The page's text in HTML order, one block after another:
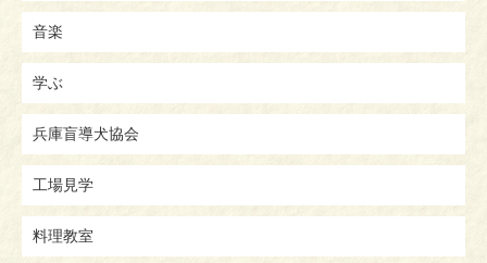
音楽
学ぶ
兵庫盲導犬協会
工場見学
料理教室